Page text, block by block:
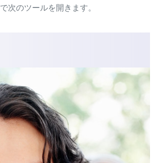
で次のツールを開きます。